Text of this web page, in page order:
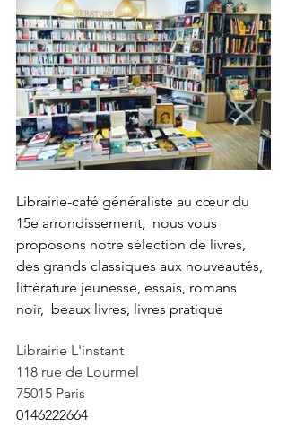
Librairie-café généraliste au cœur du
15e arrondissement,  nous vous
proposons notre sélection de livres,
des grands classiques aux nouveautés,
littérature jeunesse, essais, romans
noir,  beaux livres, livres pratique
Librairie L'instant
118 rue de Lourmel
75015 Paris
0146222664